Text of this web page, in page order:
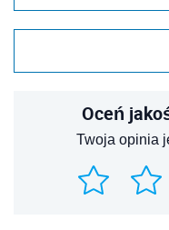
Oceń
Twoja opinia